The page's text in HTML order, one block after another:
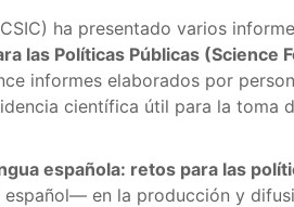
ha presentado varios
las Políticas Públicas (Science
informes elaborados por
científica útil para la toma
española: retos para las
en la producción y